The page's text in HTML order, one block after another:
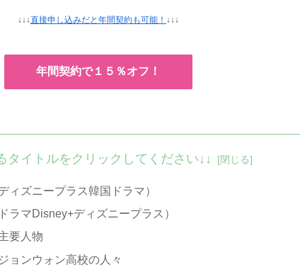
↓↓↓直接申し込みだと年間契約も可能！ ↓↓↓
年間契約で１５％オフ！
タイトルをクリックしてください↓↓
ィズニープラス韓国ドラマ）
ラマDisney+ディズニープラス）
要人物
ョンウォン高校の人々